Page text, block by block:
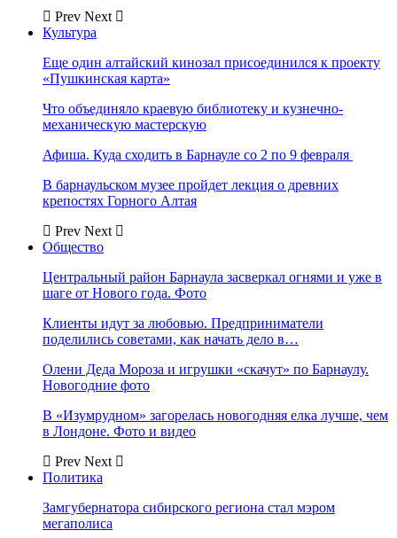
Prev Next
Культура
Еще один алтайский кинозал присоединился к проекту
«Пушкинская карта»
Что объединяло краевую библиотеку и кузнечно-
механическую мастерскую
Афиша. Куда сходить в Барнауле со 2 по 9 февраля
В барнаульском музее пройдет лекция о древних
крепостях Горного Алтая
Prev Next
Общество
Центральный район Барнаула засверкал огнями и уже в
шаге от Нового года. Фото
Клиенты идут за любовью. Предприниматели
поделились советами, как начать дело в…
Олени Деда Мороза и игрушки «скачут» по Барнаулу.
Новогодние фото
В «Изумрудном» загорелась новогодняя елка лучше, чем
в Лондоне. Фото и видео
Prev Next
Политика
Замгубернатора сибирского региона стал мэром
мегаполиса